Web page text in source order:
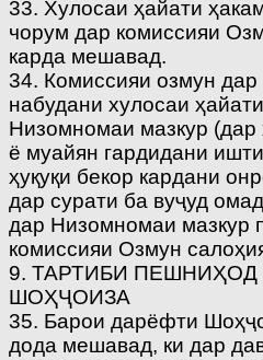
33. Хулосаи ҳайати
чорум дар комиссияи
карда мешавад.
34. Комиссияи озмун дар
набудани хулосаи
Низомномаи мазкур (дар
ё муайян гардидани
ҳуқуқи бекор кардани
дар сурати ба вуҷуд
дар Низомномаи мазкур
комиссияи Озмун
9. ТАРТИБИ
ШОҲҶОИЗА
35. Барои дарёфти
дода мешавад, ки дар